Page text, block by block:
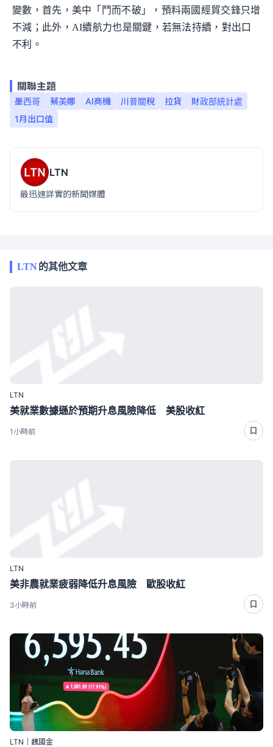
變數，首先，美中「鬥而不破」，預料兩國經貿交鋒只增
不減；此外，AI續航力也是關鍵，若無法持續，對出口
不利。
關聯主題
墨西哥 蔡美娜 AI商機 川普關稅 拉貨
財政部統計處
1月出口值
LTN
最迅速詳實的新聞媒體
LTN的其他文章
LTN
美就業數據遜於預期升息風險降低 美股收紅
1小時前
LTN
美非農就業疲弱降低升息風險 歐股收紅
3小時前
LTN｜魏國金